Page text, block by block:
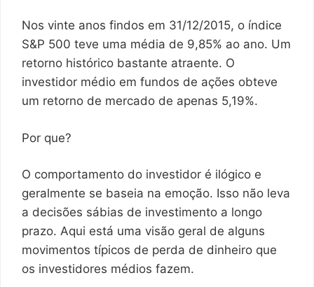
Nos vinte anos findos em 31/12/2015, o índice
S&P 500 teve uma média de 9,85% ao ano. Um
retorno histórico bastante atraente. O
investidor médio em fundos de ações obteve
um retorno de mercado de apenas 5,19%.
Por que?
O comportamento do investidor é ilógico e
geralmente se baseia na emoção. Isso não leva
a decisões sábias de investimento a longo
prazo. Aqui está uma visão geral de alguns
movimentos típicos de perda de dinheiro que
os investidores médios fazem.